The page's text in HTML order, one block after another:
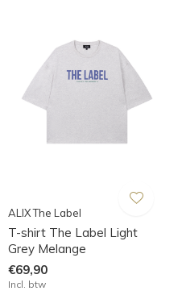
ALIX The Label
T-shirt The Label Light
Grey Melange
€69,90
Incl. btw